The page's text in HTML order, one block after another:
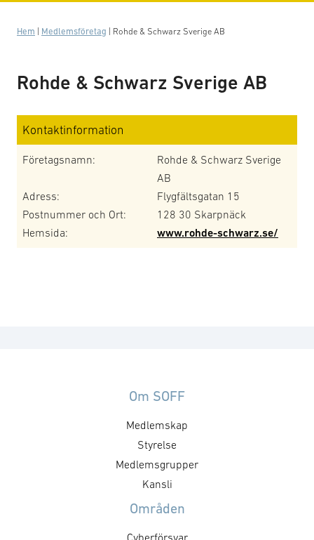
Hem Medlemsföretag Rohde & Schwarz Sverige AB
Rohde & Schwarz Sverige AB
Kontaktinformation
Företagsnamn:
Rohde & Schwarz Sverige
AB
Adress:
Flygfältsgatan 15
Postnummer och Ort:
128 30 Skarpnäck
Hemsida:
www.rohde-schwarz.se/
Om SOFF
Medlemskap
Styrelse
Medlemsgrupper
Kansli
Områden
Cyberförsvar